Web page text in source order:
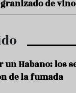
de
un Habano: los
de la fumada